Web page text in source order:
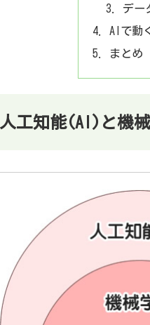
デー
AIで動
まとめ
人工知能(AI)と機